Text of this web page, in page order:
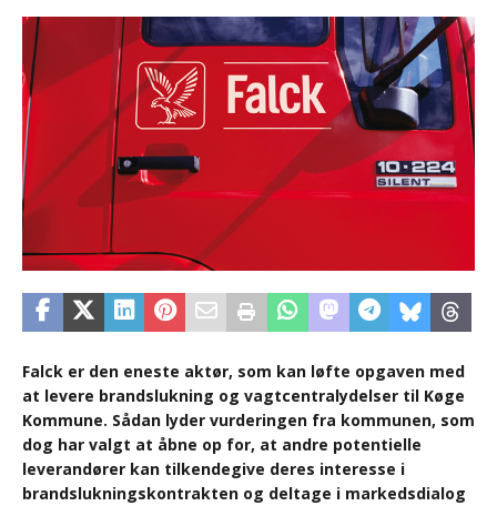
Falck er den eneste aktør, som kan løfte opgaven med
at levere brandslukning og vagtcentralydelser til Køge
Kommune. Sådan lyder vurderingen fra kommunen, som
dog har valgt at åbne op for, at andre potentielle
leverandører kan tilkendegive deres interesse i
brandslukningskontrakten og deltage i markedsdialog